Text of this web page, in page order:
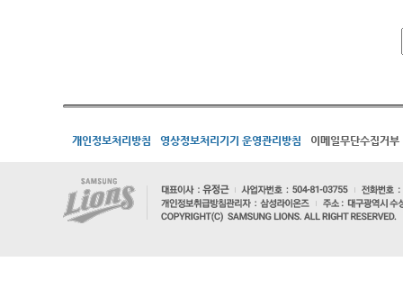
개인정보처리방침 영상정보처리기기 운영관리방침 이메일무단수집거부